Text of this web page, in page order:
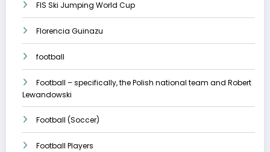
FIS Ski Jumping World Cup
Florencia Guinazu
football
Football – specifically, the Polish national team and Robert
Lewandowski
Football (Soccer)
Football Players